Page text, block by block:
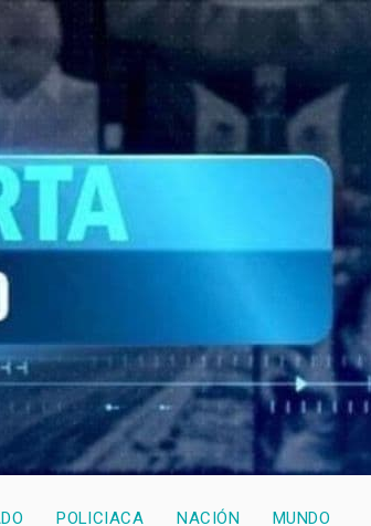
POLICIACA NACIÓN MUNDO